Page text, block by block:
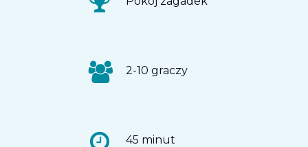
2-10 graczy
45 minut